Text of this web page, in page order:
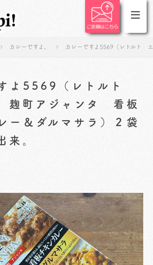
カレーですよ。 カレーですよ5569（レトルト
よ5569（レトルト
麹町アジャンタ 看板
ー＆ダルマサラ）２袋
来。